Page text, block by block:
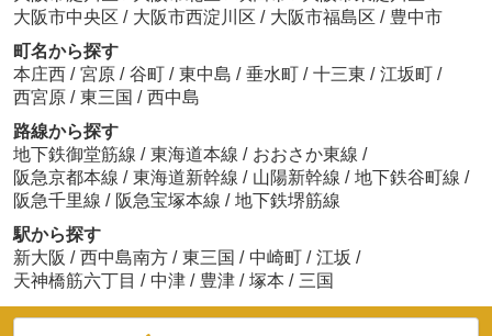
大阪市中央区 / 大阪市西淀川区 / 大阪市福島区 / 豊中市
町名から探す
本庄西 / 宮原 / 谷町 / 東中島 / 垂水町 / 十三東 / 江坂町 /
西宮原 / 東三国 / 西中島
路線から探す
地下鉄御堂筋線 / 東海道本線 / おおさか東線 /
阪急京都本線 / 東海道新幹線 / 山陽新幹線 / 地下鉄谷町線 /
阪急千里線 / 阪急宝塚本線 / 地下鉄堺筋線
駅から探す
新大阪 / 西中島南方 / 東三国 / 中崎町 / 江坂 /
天神橋筋六丁目 / 中津 / 豊津 / 塚本 / 三国